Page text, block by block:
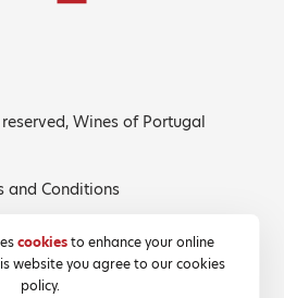
cookiesto enhance your online
website you agree to our cookies
policy.
Wines of Portugal
and Conditions
Policy